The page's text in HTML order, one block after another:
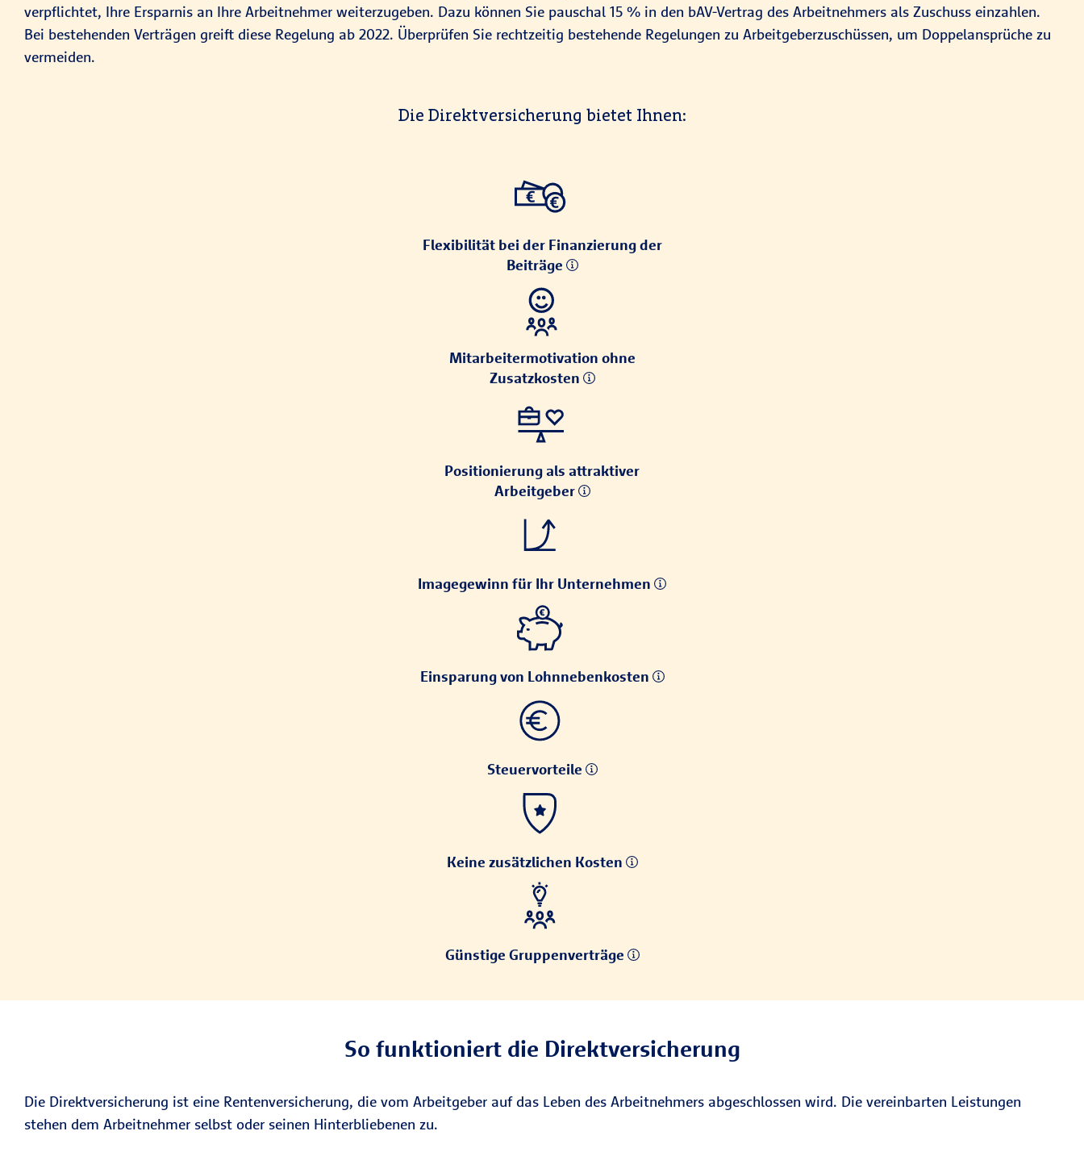
verpflichtet, Ihre Ersparnis an Ihre Arbeitnehmer weiterzugeben. Dazu können Sie pauschal 15 % in den bAV-Vertrag des Arbeitnehmers als Zuschuss einzahlen.
Bei bestehenden Verträgen greift diese Regelung ab 2022. Überprüfen Sie rechtzeitig bestehende Regelungen zu Arbeitgeberzuschüssen, um Doppelansprüche zu
vermeiden.
Die Direktversicherung bietet Ihnen:
Flexibilität bei der Finanzierung der
Beiträge
Mitarbeitermotivation ohne
Zusatzkosten
Positionierung als attraktiver
Arbeitgeber
Imagegewinn für Ihr Unternehmen
Einsparung von Lohnnebenkosten
Steuervorteile
Keine zusätzlichen Kosten
Günstige Gruppenverträge
So funktioniert die Direktversicherung
Die Direktversicherung ist eine Rentenversicherung, die vom Arbeitgeber auf das Leben des Arbeitnehmers abgeschlossen wird. Die vereinbarten Leistungen
stehen dem Arbeitnehmer selbst oder seinen Hinterbliebenen zu.